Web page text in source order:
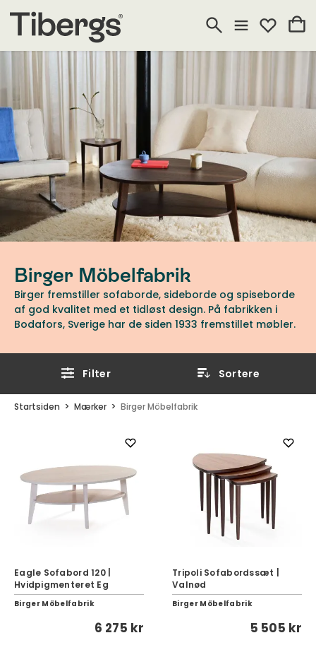
Birger Möbelfabrik
Birger fremstiller sofaborde, sideborde og spiseborde
af god kvalitet med et tidløst design. På fabrikken i
Bodafors, Sverige har de siden 1933 fremstillet møbler.
Filter Sortere
Startsiden Mærker Birger Möbelfabrik
Eagle Sofabord 120 |
Hvidpigmenteret Eg
Birger Möbelfabrik
6 275 kr
Tripoli Sofabordssæt |
Valnød
Birger Möbelfabrik
5 505 kr